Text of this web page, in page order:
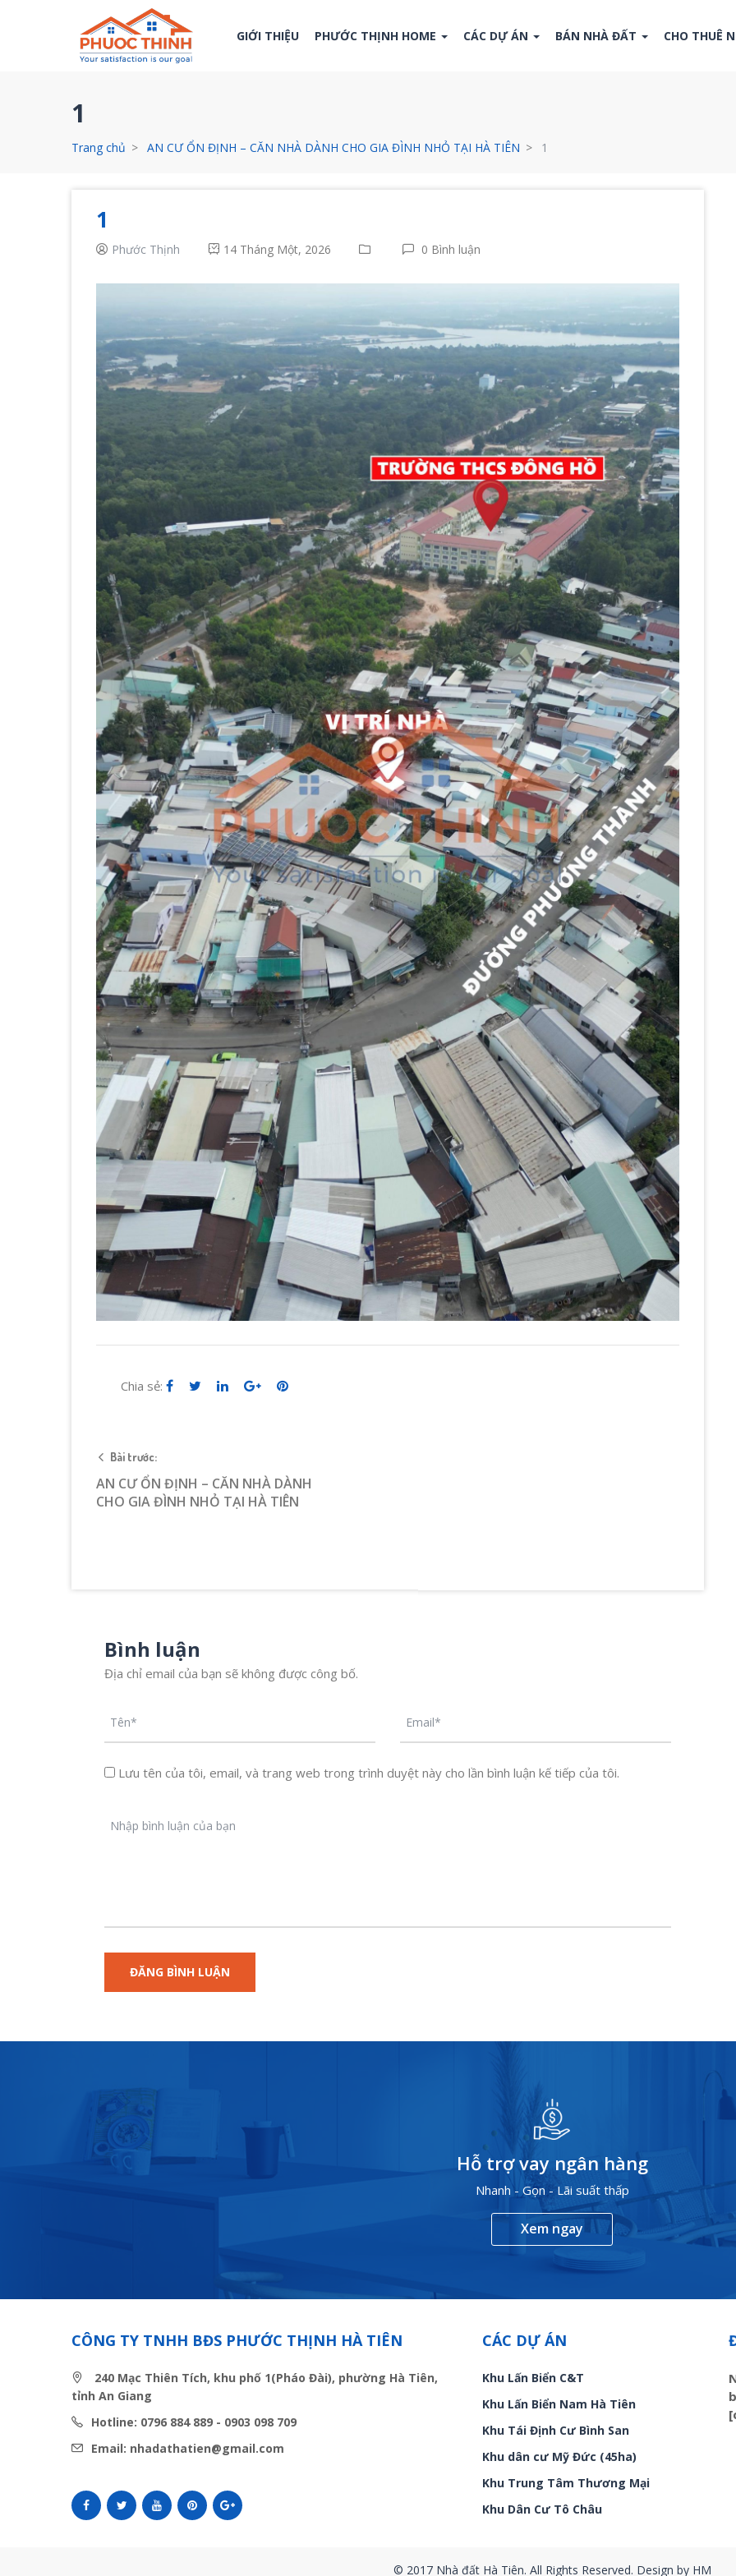
GIỚI THIỆU PHƯỚC THỊNH HOME CÁC DỰ ÁN BÁN NHÀ ĐẤT CHO THUÊ
1
Trang chủ AN CƯ ỔN ĐỊNH – CĂN NHÀ DÀNH CHO GIA ĐÌNH NHỎ TẠI HÀ TIÊN 1
1
Phước Thịnh 14 Tháng Một, 2026 0 Bình luận
Chia sẻ:
Bài trước:
AN CƯ ỔN ĐỊNH – CĂN NHÀ DÀNH
CHO GIA ĐÌNH NHỎ TẠI HÀ TIÊN
Bình luận
Địa chỉ email của bạn sẽ không được công bố.
Lưu tên của tôi, email, và trang web trong trình duyệt này cho lần bình luận kế tiếp của tôi.
Hỗ trợ vay ngân hàng
Nhanh - Gọn - Lãi suất thấp
Xem ngay
CÔNG TY TNHH BĐS PHƯỚC THỊNH HÀ TIÊN
240 Mạc Thiên Tích, khu phố 1(Pháo Đài), phường Hà Tiên,
tỉnh An Giang
Hotline: 0796 884 889 - 0903 098 709
Email: nhadathatien@gmail.com
CÁC DỰ ÁN
Khu Lấn Biển C&T
Khu Lấn Biển Nam Hà Tiên
Khu Tái Định Cư Bình San
Khu dân cư Mỹ Đức (45ha)
Khu Trung Tâm Thương Mại
Khu Dân Cư Tô Châu
© 2017 Nhà đất Hà Tiên. All Rights Reserved. Design by HM